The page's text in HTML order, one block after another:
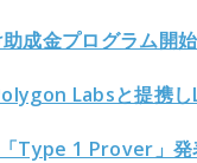
成金プログラム開
Labsと提携
Type 1 Prover」発